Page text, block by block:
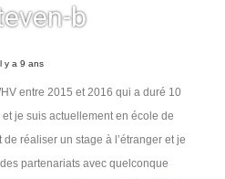
b
y a 9 ans
entre 2015 et 2016 qui a duré 10
je suis actuellement en école de
réaliser un stage à l’étranger et je
partenariats avec quelconque